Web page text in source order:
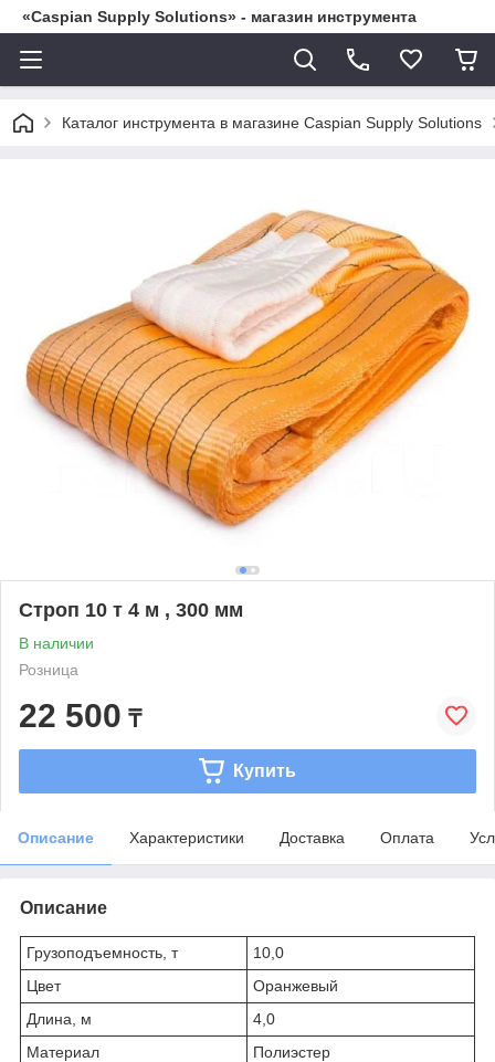
«Caspian Supply Solutions» - магазин инструмента
Каталог инструмента в магазине Caspian Supply Solutions
Строп 10 т 4 м , 300 мм
В наличии
Розница
22 500 ₸
Купить
Описание Характеристики Доставка Оплата
Описание
Грузоподъемность, т
10,0
Цвет
Оранжевый
Длина, м
4,0
Материал
Полиэстер